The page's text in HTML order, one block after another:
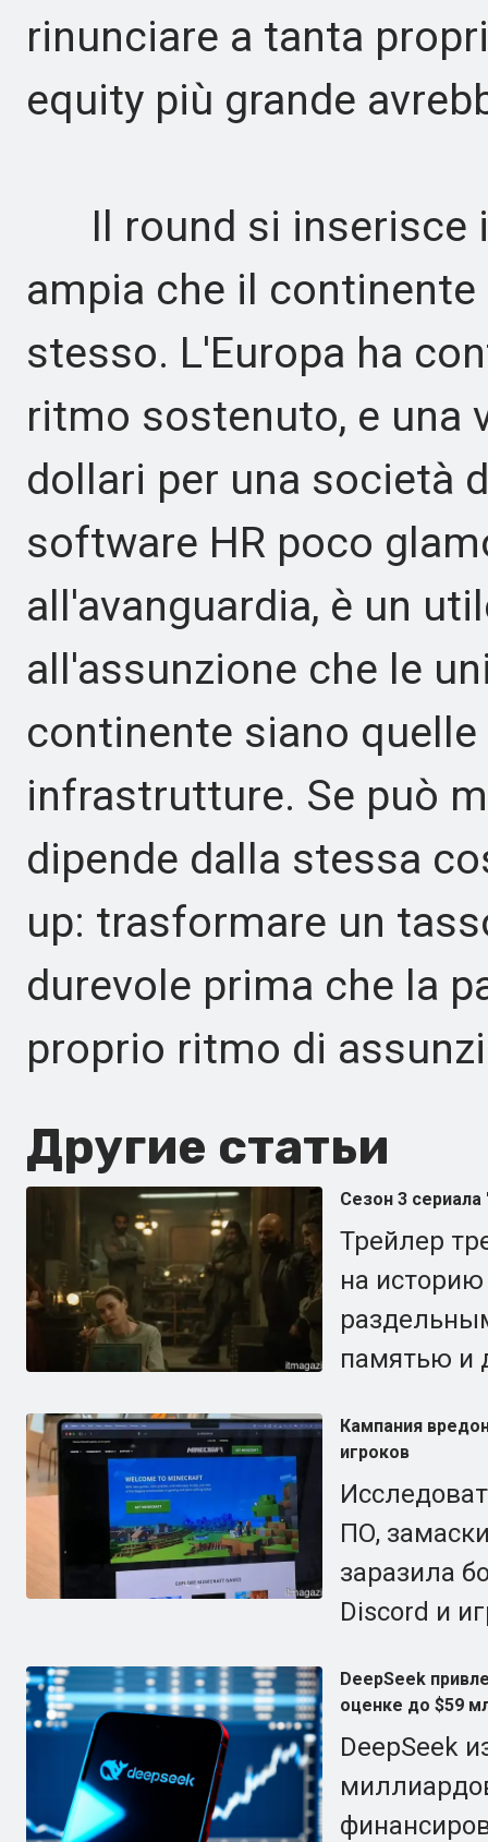
rinunciare a tanta
equity più grande
Il round si inserisce
ampia che il
stesso. L'Europa ha
ritmo sostenuto, e una
dollari per una società
software HR poco
all'avanguardia, è un
all'assunzione che le
continente siano
infrastrutture. Se può
dipende dalla stessa
up: trasformare un
durevole prima che la
proprio ritmo di
Другие статьи
Сезон 3
Трейлер
на
памятью и
Кампания
игроков
ПО,
заразила
Discord и
DeepSeek
оценке до $59
DeepSeek